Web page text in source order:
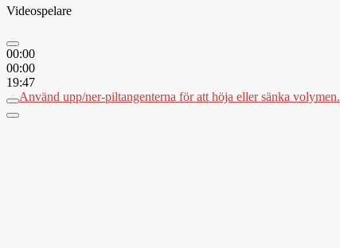
Videospelare
00:00
00:00
19:47
Använd upp/ner-piltangenterna för att höja eller sänka volymen.